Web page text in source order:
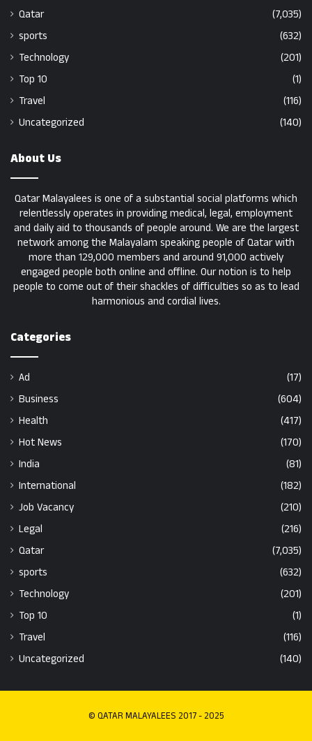
Qatar
(7,035)
sports
(632)
Technology
(201)
Top 10
(1)
Travel
(116)
Uncategorized
(140)
About Us
Qatar Malayalees is one of a substantial social platforms which
relentlessly operates in providing medical, legal, employment
and daily aid to thousands of people around. We are the largest
network among the Malayalam speaking people of Qatar with
more than 129,000 members and around 91,000 actively
engaged people both online and offline. Our notion is to help
people to come out of their shackles of difficulties so as to lead
harmonious and cordial lives.
Categories
Ad
(17)
Business
(604)
Health
(417)
Hot News
(170)
India
(81)
International
(182)
Job Vacancy
(210)
Legal
(216)
Qatar
(7,035)
sports
(632)
Technology
(201)
Top 10
(1)
Travel
(116)
Uncategorized
(140)
© QATAR MALAYALEES 2017 - 2025